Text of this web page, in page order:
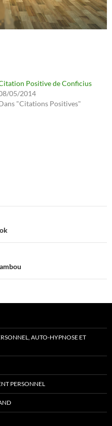
Positive de Conficius
05/2014
"Citations Positives"
AUTO-HYPNOSE ET
PERSONNEL